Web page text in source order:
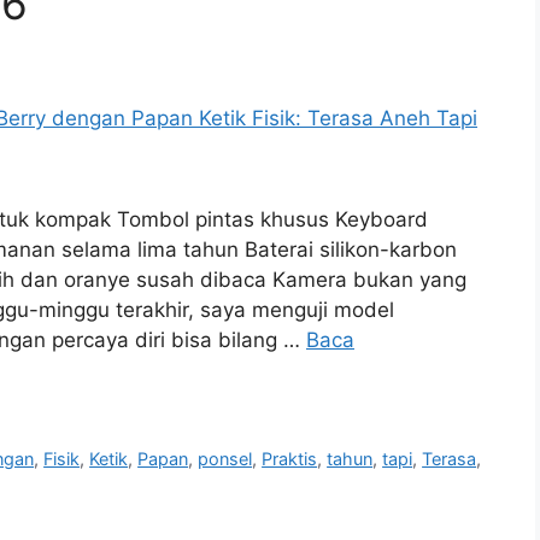
kompak Tombol pintas khusus Keyboard
selama lima tahun Baterai silikon-karbon
dan oranye susah dibaca Kamera bukan yang
minggu terakhir, saya menguji model
percaya diri bisa bilang … Baca
, Fisik, Ketik, Papan, ponsel, Praktis,tahun,tapi,Terasa,